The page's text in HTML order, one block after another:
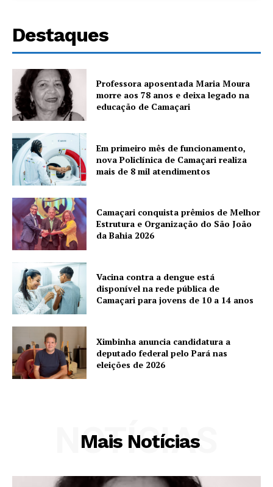
Destaques
Professora aposentada Maria Moura
morre aos 78 anos e deixa legado na
educação de Camaçari
Em primeiro mês de funcionamento,
nova Policlínica de Camaçari realiza
mais de 8 mil atendimentos
Camaçari conquista prêmios de Melhor
Estrutura e Organização do São João
da Bahia 2026
Vacina contra a dengue está
disponível na rede pública de
Camaçari para jovens de 10 a 14 anos
Ximbinha anuncia candidatura a
deputado federal pelo Pará nas
eleições de 2026
Mais Notícias
NOTÍCIAS